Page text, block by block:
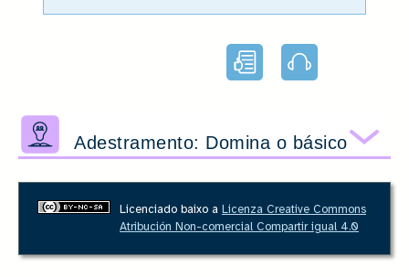
Lectura
facilitada
Audio
Adestramento: Domina o básico
Licenciado baixo a Licenza Creative Commons
Atribución Non-comercial Compartir igual 4.0